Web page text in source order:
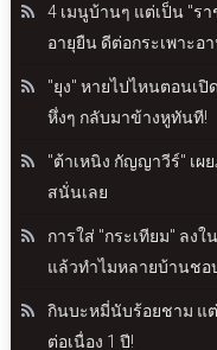
4 เมนูบ้านๆ แต่เป็น "ร
อายุยืน ดีต่อกระเพาะอ
"ยุง" หายไปไหนตอนเ
หึ่งๆ กลับมาข้างหูทันที!
"ต้าเหนิง กัญญาวีร์" เ
สนั่นเลย
การใส่ "กระเทียม" ลง
แล้วทำไมหลายบ้านชอ
กินบะหมี่นับร้อยชาม แ
ต่อเนื่อง 1 ปี!